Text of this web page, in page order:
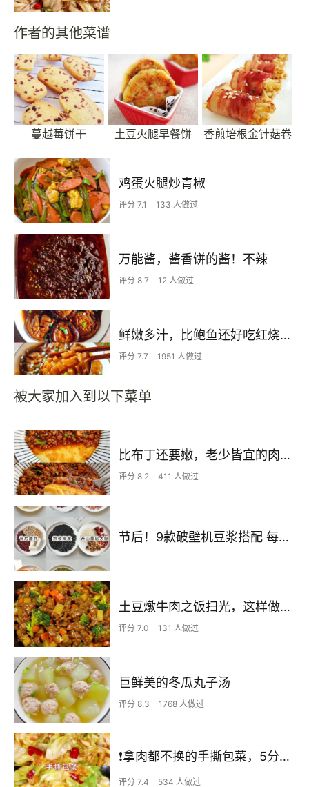
作者的其他菜谱
蔓越莓饼干 土豆火腿早餐饼 香煎培根金针菇卷
鸡蛋火腿炒青椒
评分 7.1 133 人做过
万能酱，酱香饼的酱！不辣
评分 8.7 12 人做过
鲜嫩多汁，比鲍鱼还好吃红烧香菇
评分 7.7 1951 人做过
被大家加入到以下菜单
比布丁还要嫩，老少皆宜的肉沫蒸蛋
评分 8.2 411 人做过
节后！9款破壁机豆浆搭配 每天不重样喝出好状态！
土豆燉牛肉之饭扫光，这样做也太香了吧，还没出锅已是浓香四溢了
评分 7.0 131 人做过
巨鲜美的冬瓜丸子汤
评分 8.3 1768 人做过
❗拿肉都不换的手撕包菜，5分钟快手家常菜🔥
评分 7.4 534 人做过